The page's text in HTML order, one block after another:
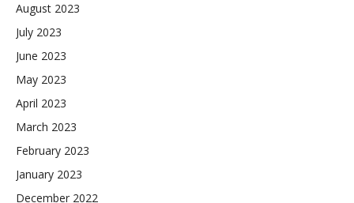
August 2023
July 2023
June 2023
May 2023
April 2023
March 2023
February 2023
January 2023
December 2022